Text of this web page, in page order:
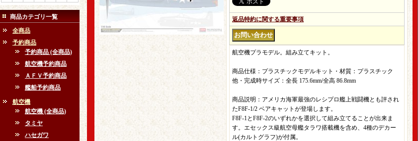
商品カテゴリ一覧
全商品
予約商品
予約商品 (全商品)
航空機予約商品
ＡＦＶ予約商品
艦船予約商品
航空機
航空機 (全商品)
タミヤ
ハセガワ
返品特約に関する重要事項
航空機プラモデル。組み立てキット。
商品仕様：プラスチックモデルキット・材質：プラスチック
他・完成時サイズ：全長 175.6mm/全高 86.8mm
商品説明：アメリカ海軍最強のレシプロ艦上戦闘機とも評され
たF8F-1/2 ベアキャットが登場します。
F8F-1とF8F-2のいずれかを選択して組み立てることが出来ま
す。エセックス級航空母艦タラワ搭載機を含め、4種のデカー
ル(カルトグラフ)が付属。